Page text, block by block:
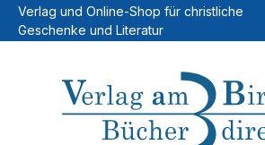
Zum Hauptinhalt springen
Verlag und Online-Shop für christliche
Geschenke und Literatur